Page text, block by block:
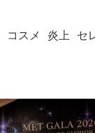
コスメ 炎上 セ